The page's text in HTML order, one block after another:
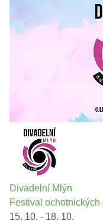
Divadelní Mlýn
Festival
15. 10. - 18. 10.